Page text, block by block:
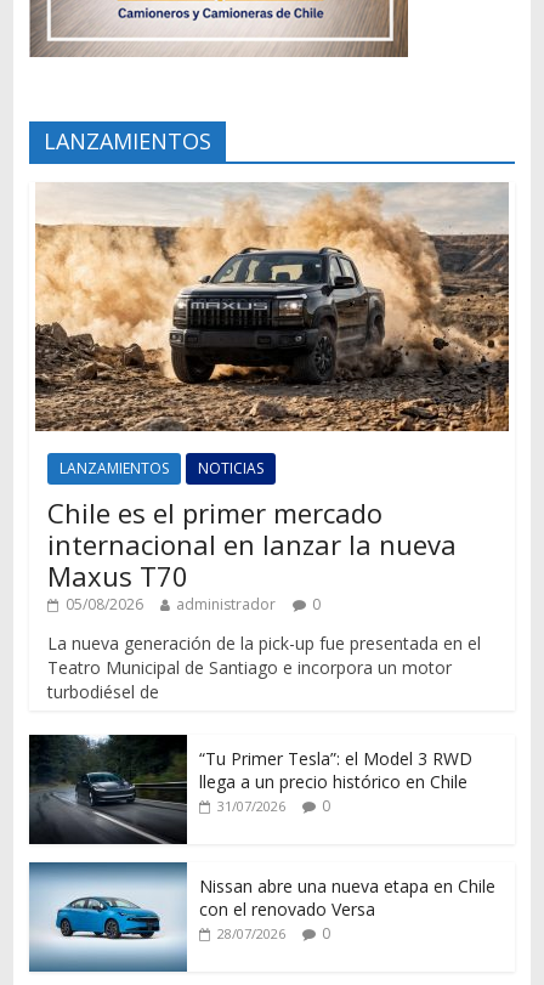
LANZAMIENTOS
LANZAMIENTOS NOTICIAS
Chile es el primer mercado
internacional en lanzar la nueva
Maxus T70
05/08/2026 administrador 0
La nueva generación de la pick-up fue presentada en el
Teatro Municipal de Santiago e incorpora un motor
turbodiésel de
“Tu Primer Tesla”: el Model 3 RWD
llega a un precio histórico en Chile
31/07/2026 0
Nissan abre una nueva etapa en Chile
con el renovado Versa
28/07/2026 0